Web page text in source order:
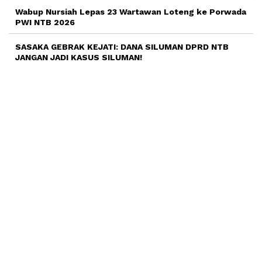
Wabup Nursiah Lepas 23 Wartawan Loteng ke Porwada
PWI NTB 2026
SASAKA GEBRAK KEJATI: DANA SILUMAN DPRD NTB
JANGAN JADI KASUS SILUMAN!